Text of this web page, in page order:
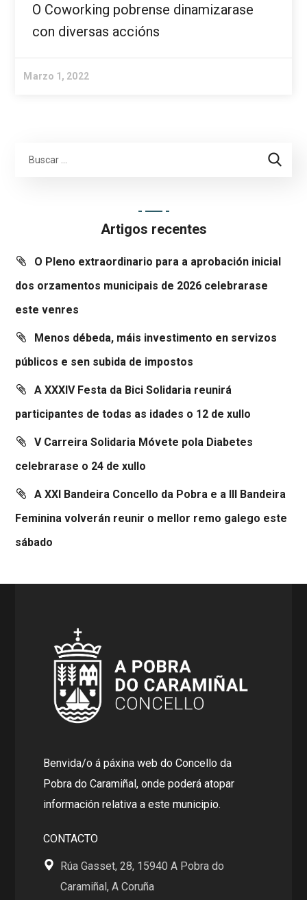
O Coworking pobrense dinamizarase
con diversas accións
Marzo 1, 2022
Artigos recentes
O Pleno extraordinario para a aprobación inicial
dos orzamentos municipais de 2026 celebrarase
este venres
Menos débeda, máis investimento en servizos
públicos e sen subida de impostos
A XXXIV Festa da Bici Solidaria reunirá
participantes de todas as idades o 12 de xullo
V Carreira Solidaria Móvete pola Diabetes
celebrarase o 24 de xullo
A XXI Bandeira Concello da Pobra e a III Bandeira
Feminina volverán reunir o mellor remo galego este
sábado
Benvida/o á páxina web do Concello da
Pobra do Caramiñal, onde poderá atopar
información relativa a este municipio.
CONTACTO
Rúa Gasset, 28, 15940 A Pobra do
Caramiñal, A Coruña